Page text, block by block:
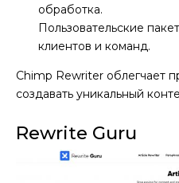
обработка.
Пользовательские
клиентов и команд.
Chimp Rewriter облегчает
создавать уникальный
Rewrite Guru